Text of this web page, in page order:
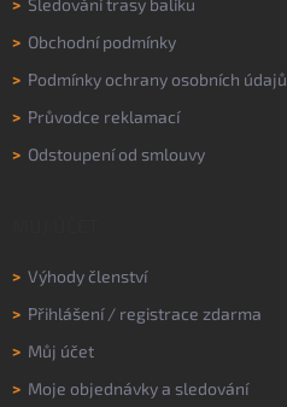
> Obchodní podmínky
> Podmínky ochrany osobních údajů
> Průvodce reklamací
> Odstoupení od smlouvy
> Výhody členství
> Přihlášení/ registrace zdarma
> Můj účet
> Moje objednávky a sledování